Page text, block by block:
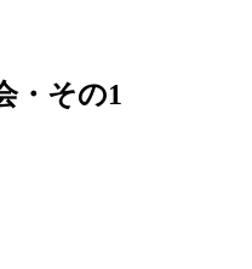
・その1